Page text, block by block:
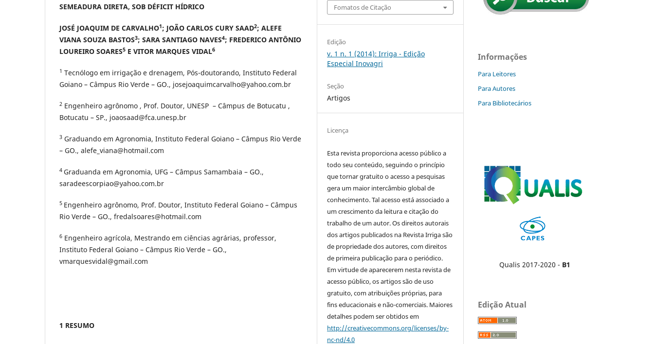
SEMEADURA DIRETA, SOB DÉFICIT HÍDRICO
JOSÉ JOAQUIM DE CARVALHO1; JOÃO CARLOS CURY SAAD2; ALEFE
VIANA SOUZA BASTOS3; SARA SANTIAGO NAVES4; FREDERICO ANTÔNIO
LOUREIRO SOARES5 E VITOR MARQUES VIDAL6
1 Tecnólogo em irrigação e drenagem, Pós-doutorando, Instituto Federal
Goiano – Câmpus Rio Verde – GO., josejoaquimcarvalho@yahoo.com.br
2 Engenheiro agrônomo , Prof. Doutor, UNESP – Câmpus de Botucatu ,
Botucatu – SP., joaosaad@fca.unesp.br
3 Graduando em Agronomia, Instituto Federal Goiano – Câmpus Rio Verde
– GO., alefe_viana@hotmail.com
4 Graduanda em Agronomia, UFG – Câmpus Samambaia – GO.,
saradeescorpiao@yahoo.com.br
5 Engenheiro agrônomo, Prof. Doutor, Instituto Federal Goiano – Câmpus
Rio Verde – GO., fredalsoares@hotmail.com
6 Engenheiro agrícola, Mestrando em ciências agrárias, professor,
Instituto Federal Goiano – Câmpus Rio Verde – GO.,
vmarquesvidal@gmail.com
1 RESUMO
Fomatos de Citação
Edição
v. 1 n. 1 (2014): Irriga - Edição
Especial Inovagri
Seção
Artigos
Licença
Esta revista proporciona acesso público a
todo seu conteúdo, seguindo o princípio
que tornar gratuito o acesso a pesquisas
gera um maior intercâmbio global de
conhecimento. Tal acesso está associado a
um crescimento da leitura e citação do
trabalho de um autor. Os direitos autorais
dos artigos publicados na Revista Irriga são
de propriedade dos autores, com direitos
de primeira publicação para o periódico.
Em virtude de aparecerem nesta revista de
acesso público, os artigos são de uso
gratuito, com atribuições próprias, para
fins educacionais e não-comerciais. Maiores
detalhes podem ser obtidos em
http://creativecommons.org/licenses/by-
nc-nd/4.0
Informações
Para Leitores
Para Autores
Para Bibliotecários
Qualis 2017-2020 - B1
Edição Atual